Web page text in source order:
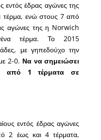
εντός έδρας αγώνες της
τέρμα, ενώ στους 7 από
αγώνες της η Norwich
τέρμα. Το 2015
με γηπεδούχο την
2-0. Να να σημειώσει
από 1 τέρματα σε
εντός έδρας αγώνες
2 έως και 4 τέρματα,